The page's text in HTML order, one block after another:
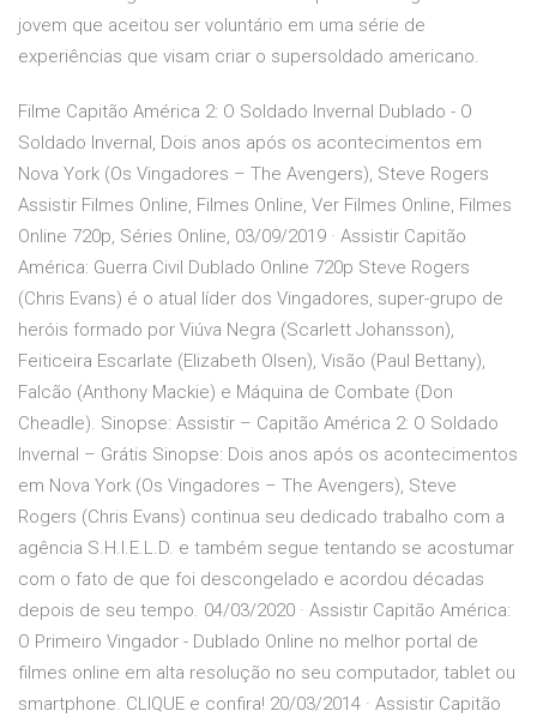
jovem que aceitou ser voluntário em uma série de
experiências que visam criar o supersoldado americano.
Filme Capitão América 2: O Soldado Invernal Dublado - O
Soldado Invernal, Dois anos após os acontecimentos em
Nova York (Os Vingadores – The Avengers), Steve Rogers
Assistir Filmes Online, Filmes Online, Ver Filmes Online, Filmes
Online 720p, Séries Online, 03/09/2019 · Assistir Capitão
América: Guerra Civil Dublado Online 720p Steve Rogers
(Chris Evans) é o atual líder dos Vingadores, super-grupo de
heróis formado por Viúva Negra (Scarlett Johansson),
Feiticeira Escarlate (Elizabeth Olsen), Visão (Paul Bettany),
Falcão (Anthony Mackie) e Máquina de Combate (Don
Cheadle). Sinopse: Assistir – Capitão América 2: O Soldado
Invernal – Grátis Sinopse: Dois anos após os acontecimentos
em Nova York (Os Vingadores – The Avengers), Steve
Rogers (Chris Evans) continua seu dedicado trabalho com a
agência S.H.I.E.L.D. e também segue tentando se acostumar
com o fato de que foi descongelado e acordou décadas
depois de seu tempo. 04/03/2020 · Assistir Capitão América:
O Primeiro Vingador - Dublado Online no melhor portal de
filmes online em alta resolução no seu computador, tablet ou
smartphone. CLIQUE e confira! 20/03/2014 · Assistir Capitão